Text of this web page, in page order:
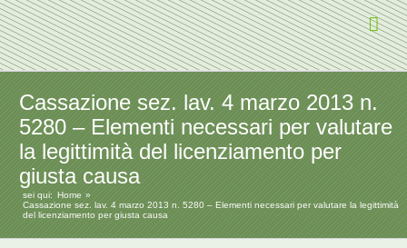
Cassazione sez. lav. 4 marzo 2013 n.
5280 – Elementi necessari per valutare
la legittimità del licenziamento per
giusta causa
sei qui: Home
Cassazione sez. lav. 4 marzo 2013 n. 5280 – Elementi necessari per valutare la legittimità
del licenziamento per giusta causa